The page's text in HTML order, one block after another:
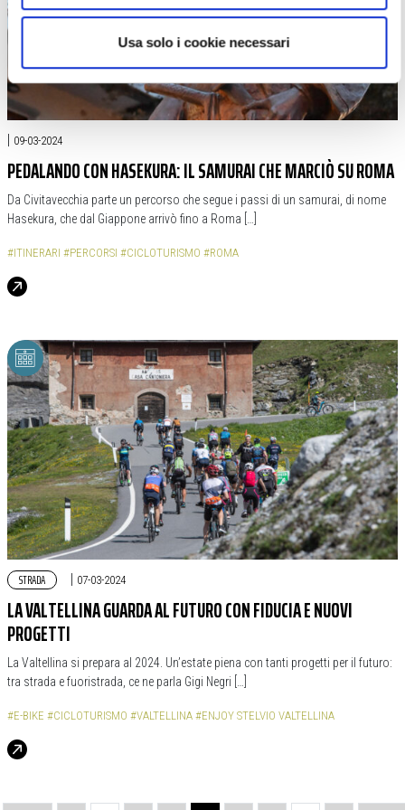
| 09-03-2024
PEDALANDO CON HASEKURA: IL SAMURAI CHE MARCIÒ SU ROMA
Da Civitavecchia parte un percorso che segue i passi di un samurai, di nome
Hasekura, che dal Giappone arrivò fino a Roma […]
#ITINERARI #PERCORSI #CICLOTURISMO #ROMA
STRADA | 07-03-2024
LA VALTELLINA GUARDA AL FUTURO CON FIDUCIA E NUOVI
PROGETTI
La Valtellina si prepara al 2024. Un’estate piena con tanti progetti per il futuro:
tra strada e fuoristrada, ce ne parla Gigi Negri […]
#E-BIKE #CICLOTURISMO #VALTELLINA #ENJOY STELVIO VALTELLINA